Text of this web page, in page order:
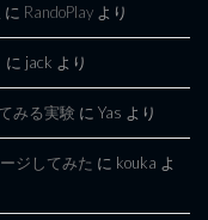
に RandoPlay より
に jack より
みる実験 に Yas より
ジしてみた に kouka よ